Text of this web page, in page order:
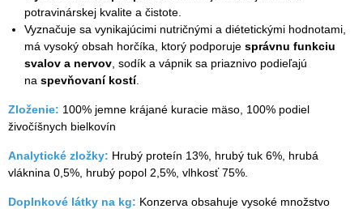
potravinárskej kvalite a čistote.
Vyznačuje sa vynikajúcimi nutričnými a diétetickými hodnotami,
má vysoký obsah horčíka, ktorý podporuje správnu funkciu
svalov a nervov , sodík a vápnik sa priaznivo podieľajú
na spevňovaní kostí.
Zloženie: 100% jemne krájané kuracie mäso, 100% podiel
živočíšnych bielkovín
Analytické zložky: Hrubý proteín 13%, hrubý tuk 6%, hrubá
vláknina 0,5%, hrubý popol 2,5%, vlhkosť 75%.
Doplnkové látky na kg: Konzerva obsahuje vysoké množstvo